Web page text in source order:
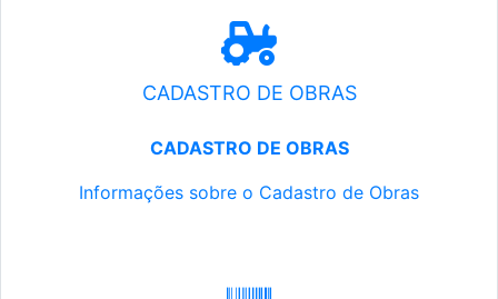
CADASTRO DE OBRAS
CADASTRO DE OBRAS
Informações sobre o Cadastro de Obras